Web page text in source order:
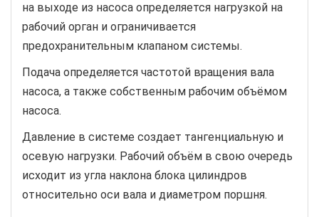
на выходе из насоса определяется нагрузкой на
рабочий орган и ограничивается
предохранительным клапаном системы.
Подача определяется частотой вращения вала
насоса, а также собственным рабочим объёмом
насоса.
Давление в системе создает тангенциальную и
осевую нагрузки. Рабочий объём в свою очередь
исходит из угла наклона блока цилиндров
относительно оси вала и диаметром поршня.